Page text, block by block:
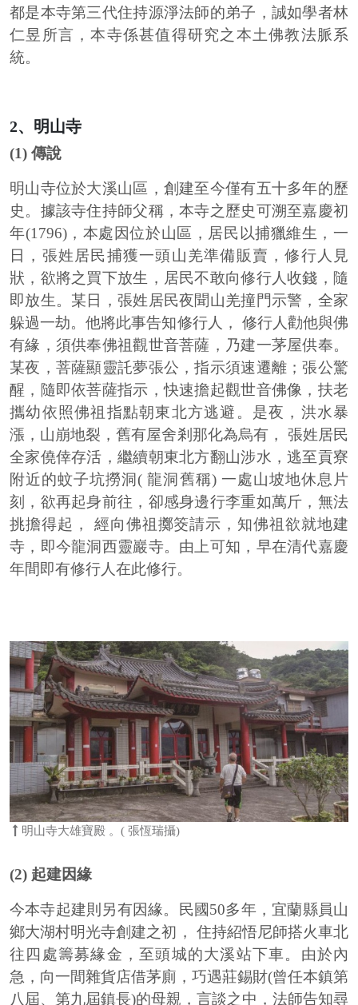
都是本寺第三代住持源淨法師的弟子，誠如學者林
仁昱所言，本寺係甚值得研究之本土佛教法脈系
統。
2、明山寺
(1) 傳說
明山寺位於大溪山區，創建至今僅有五十多年的歷
史。據該寺住持師父稱，本寺之歷史可溯至嘉慶初
年(1796)，本處因位於山區，居民以捕獵維生，一
日，張姓居民捕獲一頭山羌準備販賣，修行人見
狀，欲將之買下放生，居民不敢向修行人收錢，隨
即放生。某日，張姓居民夜聞山羌撞門示警，全家
躲過一劫。他將此事告知修行人， 修行人勸他與佛
有緣，須供奉佛祖觀世音菩薩，乃建一茅屋供奉。
某夜，菩薩顯靈託夢張公，指示須速遷離；張公驚
醒，隨即依菩薩指示，快速擔起觀世音佛像，扶老
攜幼依照佛祖指點朝東北方逃避。是夜，洪水暴
漲，山崩地裂，舊有屋舍剎那化為烏有， 張姓居民
全家僥倖存活，繼續朝東北方翻山涉水，逃至貢寮
附近的蚊子坑撈洞( 龍洞舊稱) 一處山坡地休息片
刻，欲再起身前往，卻感身邊行李重如萬斤，無法
挑擔得起， 經向佛祖擲筊請示，知佛祖欲就地建
寺，即今龍洞西靈巖寺。由上可知，早在清代嘉慶
年間即有修行人在此修行。
明山寺大雄寶殿 。( 張恆瑞攝)
(2) 起建因緣
今本寺起建則另有因緣。民國50多年，宜蘭縣員山
鄉大湖村明光寺創建之初， 住持紹悟尼師搭火車北
往四處籌募緣金，至頭城的大溪站下車。由於內
急，向一間雜貨店借茅廁，巧遇莊錫財(曾任本鎮第
八屆、第九屆鎮長)的母親，言談之中，法師告知尋